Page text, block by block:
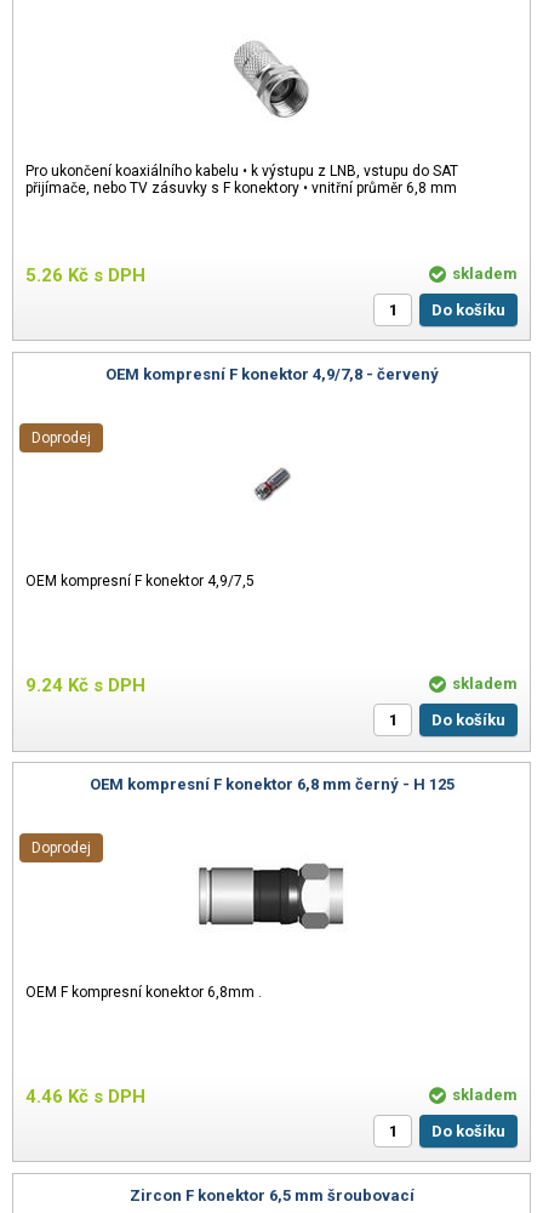
Pro ukončení koaxiálního kabelu • k výstupu z LNB, vstupu do SAT
přijímače, nebo TV zásuvky s F konektory • vnitřní průměr 6,8 mm
5.26 Kč s DPH
skladem
Do košíku
OEM kompresní F konektor 4,9/7,8 - červený
OEM kompresní F konektor 4,9/7,5
9.24 Kč s DPH
Doprodej
skladem
Do košíku
OEM kompresní F konektor 6,8 mm černý - H 125
OEM F kompresní konektor 6,8mm .
4.46 Kč s DPH
Doprodej
skladem
Do košíku
Zircon F konektor 6,5 mm šroubovací